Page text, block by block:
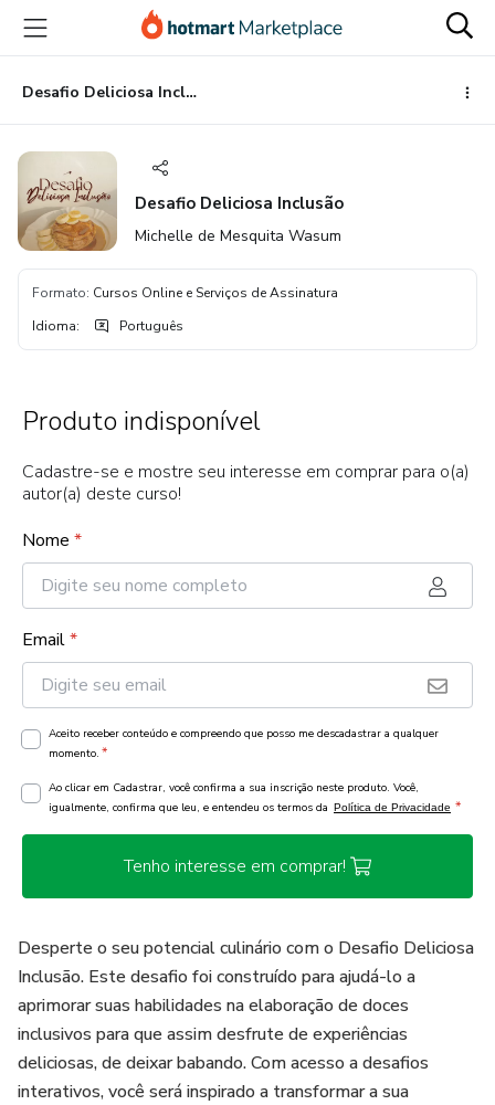
para
conteúdo
principal
para
pagamento
para
rodapé
Desafio Deliciosa Inclusão
Desafio Deliciosa Inclusão
Michelle de Mesquita Wasum
Formato: Cursos Online e Serviços de Assinatura
Idioma: Português
Produto indisponível
Cadastre-se e mostre seu interesse em comprar para o(a)
autor(a) deste curso!
Nome *
Email*
Aceito receber conteúdo e compreendo que posso me descadastrar a qualquer
momento. *
Ao clicar em Cadastrar, você confirma a sua inscrição neste produto. Você,
igualmente, confirma que leu, e entendeu os termos da Política de Privacidade *
Tenho interesse em comprar!
Desperte o seu potencial culinário com o Desafio Deliciosa
Inclusão. Este desafio foi construído para ajudá-lo a
aprimorar suas habilidades na elaboração de doces
inclusivos para que assim desfrute de experiências
deliciosas, de deixar babando. Com acesso a desafios
interativos, você será inspirado a transformar a sua